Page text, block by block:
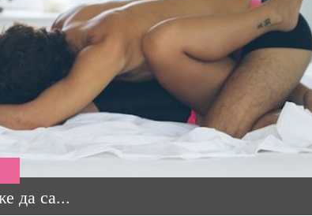
да са...